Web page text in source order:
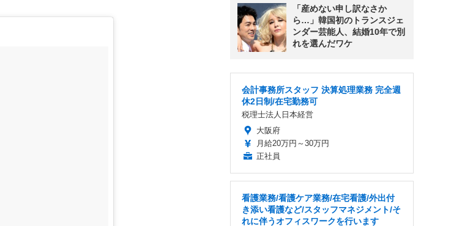
「産めない申し訳なさか
ら…」韓国初のトランスジェ
ンダー芸能人、結婚10年で別
れを選んだワケ
会計事務所スタッフ 決算処理業務 完全週
休2日制/在宅勤務可
税理士法人日本経営
大阪府
月給20万円～30万円
正社員
看護業務/看護ケア業務/在宅看護/外出付
き添い看護など/スタッフマネジメント/そ
れに伴うオフィスワークを行います